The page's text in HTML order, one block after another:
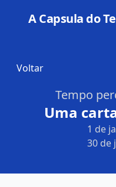
A Capsula do
Voltar
Tempo
Uma
1 de
30 de